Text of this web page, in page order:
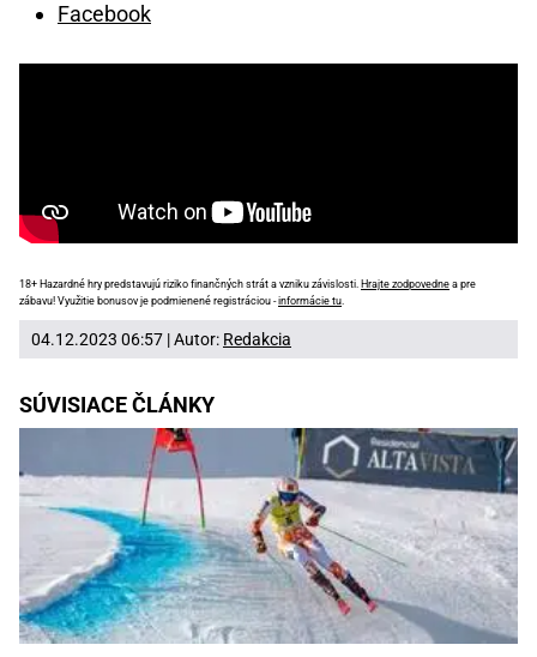
Facebook
18+ Hazardné hry predstavujú riziko finančných strát a vzniku závislosti. Hrajte zodpovedne a pre
zábavu! Využitie bonusov je podmienené registráciou -informácie tu.
04.12.2023 06:57 | Autor: Redakcia
SÚVISIACE ČLÁNKY